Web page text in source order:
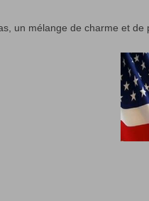
un mélange de charme et